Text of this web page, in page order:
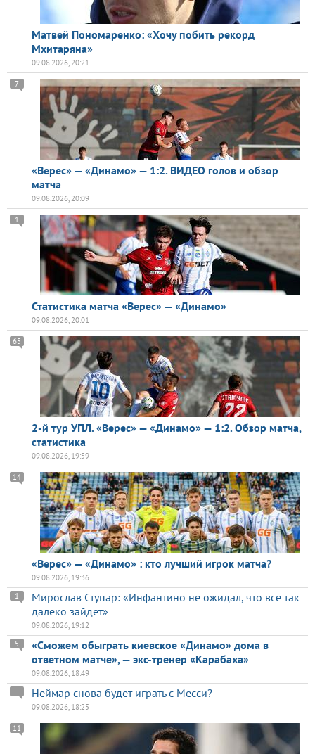
Матвей Пономаренко: «Хочу побить рекорд
Мхитаряна»
09.08.2026, 20:21
«Верес» — «Динамо» — 1:2. ВИДЕО голов и обзор
матча
7
09.08.2026, 20:09
Статистика матча «Верес» — «Динамо»
1
09.08.2026, 20:01
2-й тур УПЛ. «Верес» — «Динамо» — 1:2. Обзор матча,
статистика
65
09.08.2026, 19:59
«Верес» — «Динамо» : кто лучший игрок матча?
14
09.08.2026, 19:36
Мирослав Ступар: «Инфантино не ожидал, что все так
далеко зайдет»
1
09.08.2026, 19:12
«Сможем обыграть киевское «Динамо» дома в
ответном матче», — экс-тренер «Карабаха»
5
09.08.2026, 18:49
Неймар снова будет играть с Месси?
09.08.2026, 18:25
11